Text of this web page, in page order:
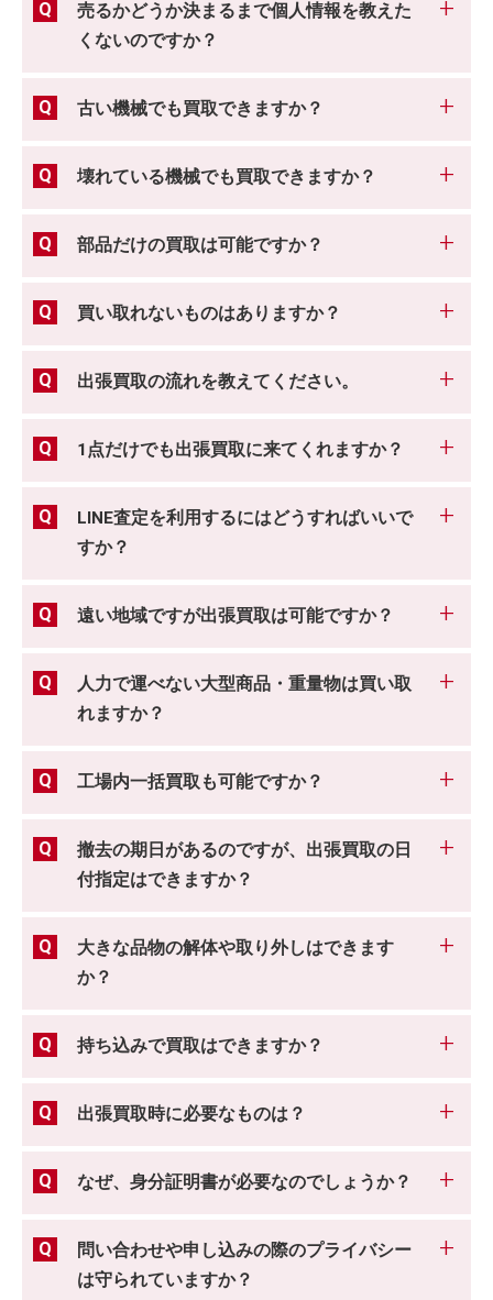
売るかどうか決まるまで個人情報を教えた
くないのですか？
古い機械でも買取できますか？
壊れている機械でも買取できますか？
部品だけの買取は可能ですか？
買い取れないものはありますか？
出張買取の流れを教えてください。
1点だけでも出張買取に来てくれますか？
LINE査定を利用するにはどうすればいいで
すか？
遠い地域ですが出張買取は可能ですか？
人力で運べない大型商品・重量物は買い取
れますか？
工場内一括買取も可能ですか？
撤去の期日があるのですが、出張買取の日
付指定はできますか？
大きな品物の解体や取り外しはできます
か？
持ち込みで買取はできますか？
出張買取時に必要なものは？
なぜ、身分証明書が必要なのでしょうか？
問い合わせや申し込みの際のプライバシー
は守られていますか？